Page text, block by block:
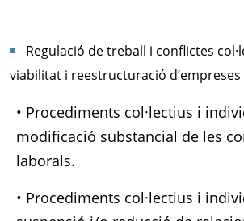
Regulació de treball i conflictes
viabilitat i reestructuració d’empreses
• Procediments col·lectius i
modificació substancial de les
laborals.
• Procediments col·lectius i